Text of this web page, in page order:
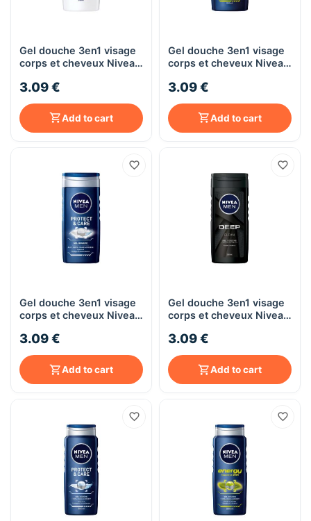
Gel douche 3en1 visage
corps et cheveux Nivea
3.09 €
Add to cart
Gel douche 3en1 visage
corps et cheveux Nivea
3.09 €
Add to cart
Gel douche 3en1 visage
corps et cheveux Nivea
250mL
3.09 €
Add to cart
Gel douche 3en1 visage
corps et cheveux Nivea
3.09 €
Add to cart